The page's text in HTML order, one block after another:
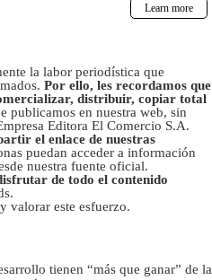
la labor periodística que
Por ello, les recordamos que
distribuir, copiar total
publicamos en nuestra web, sin
Editora El Comercio S.A.
el enlace de nuestras
puedan acceder a información
nuestra fuente oficial.
de todo el contenido
valorar este esfuerzo.
tienen “más que ganar” de la